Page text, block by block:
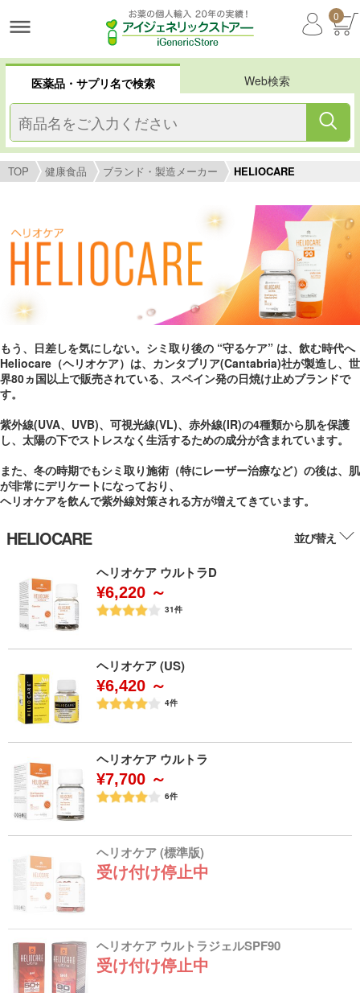
0
医薬品・サプリ名で検索 Web検索
TOP 健康食品 ブランド・製造メーカー HELIOCARE
もう、日差しを気にしない。シミ取り後の “守るケア” は、飲む時代へ
Heliocare（ヘリオケア）は、カンタブリア(Cantabria)社が製造し、世
界80ヵ国以上で販売されている、スペイン発の日焼け止めブランドで
す。
紫外線(UVA、UVB)、可視光線(VL)、赤外線(IR)の4種類から肌を保護
し、太陽の下でストレスなく生活するための成分が含まれています。
また、冬の時期でもシミ取り施術（特にレーザー治療など）の後は、肌
が非常にデリケートになっており、
ヘリオケアを飲んで紫外線対策される方が増えてきています。
HELIOCARE 並び替え
ヘリオケア ウルトラD
¥6,220 ～
31件
ヘリオケア (US)
¥6,420 ～
4件
ヘリオケア ウルトラ
¥7,700 ～
6件
ヘリオケア (標準版)
受け付け停止中
ヘリオケア ウルトラジェルSPF90
受け付け停止中